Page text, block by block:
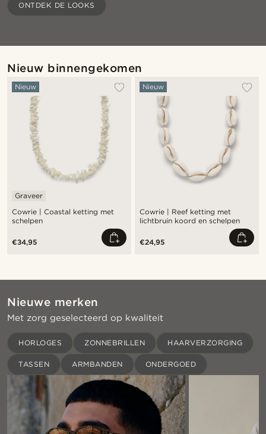
ONTDEK DE LOOKS
Nieuw binnengekomen
Cowrie | Coastal ketting met
schelpen
Nieuw
Graveer
€34,95
Cowrie | Reef ketting met
lichtbruin koord en schelpen
Nieuw
€24,95
Nieuwe merken
Met zorg geselecteerd op kwaliteit
HORLOGES ZONNEBRILLEN HAARVERZORGING
TASSEN ARMBANDEN ONDERGOED